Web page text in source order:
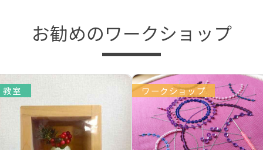
お勧めのワークショップ
教室 ワークショップ